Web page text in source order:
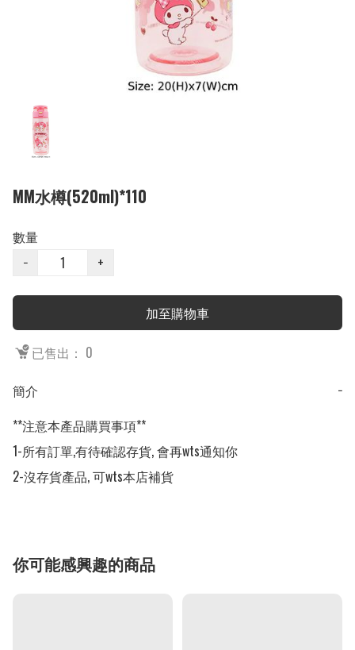
MM水樽(520ml)*110
數量
−
+
加至購物車
已售出： 0
簡介
−
**注意本產品購買事項**
1-所有訂單,有待確認存貨, 會再wts通知你
2-沒存貨產品, 可wts本店補貨
你可能感興趣的商品